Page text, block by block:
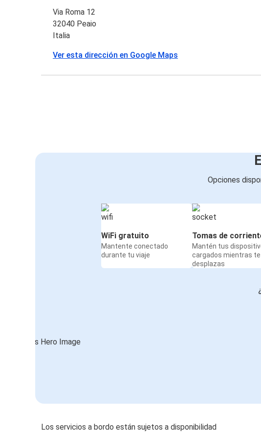
Via Roma 12
32040 Peaio
Italia
Ver esta dirección en Google Maps
Opciones
WiFi gratuito
Mantente conectado
durante tu viaje
Tomas de
Mantén tus
cargados mientras te
desplazas
Los servicios a bordo están sujetos a disponibilidad